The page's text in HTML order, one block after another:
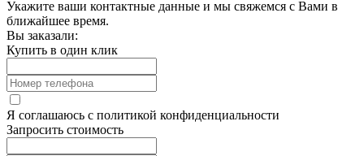
Укажите ваши контактные данные и мы свяжемся с Вами в
ближайшее время.
Вы заказали:
Купить в один клик
Я соглашаюсь с политикой конфиденциальности
Запросить стоимость